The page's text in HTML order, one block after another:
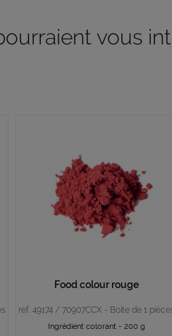
vous
Food colour rouge
ref. 49174 / 70907CCX - Boite de 1
Ingrédient colorant - 200 g